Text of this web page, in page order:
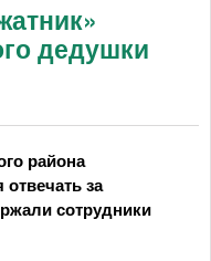
дедушки
района
за
сотрудники